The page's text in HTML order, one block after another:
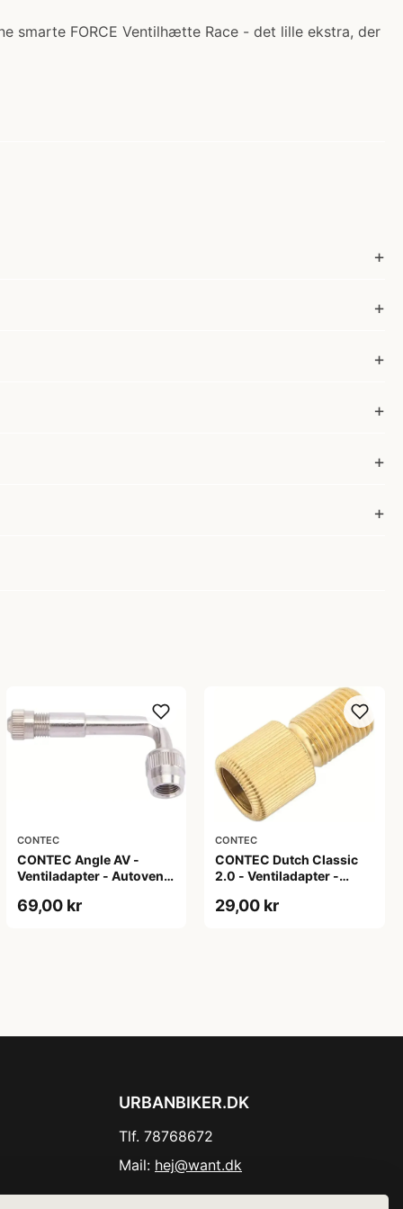
smarte FORCE Ventilhætte Race - det lille ekstra, der
CONTEC
CONTEC Angle AV -
Ventiladapter - Autoventil
69,00 kr
CONTEC
CONTEC Dutch Classic
2.0 - Ventiladapter -
Guld
29,00 kr
URBANBIKER.DK
Tlf. 78768672
Mail: hej@want.dk